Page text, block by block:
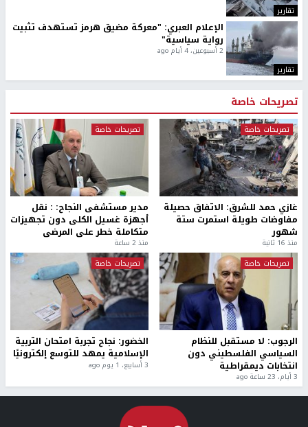
تقارير
تقارير
الإعلام العبري: "معركة مضيق هرمز تستهدف تثبيت
رواية سياسية"
2 أسبوعين، 4 أيام ago
تصريحات خاصة
تصريحات خاصة
غازي حمد للشرق: الاتفاق حصيلة
مفاوضات طويلة استمرت ستة
شهور
منذ 16 ثانية
تصريحات خاصة
مدير مستشفى النجاح: : نقل
أجهزة غسيل الكلى دون تجهيزات
متكاملة خطر على المرضى
منذ 2 ساعة
تصريحات خاصة
الرجوب: لا مستقبل للنظام
السياسي الفلسطيني دون
انتخابات ديمقراطية
3 أيام، 23 ساعة ago
تصريحات خاصة
الخضور: نجاح تجربة امتحان التربية
الإسلامية يمهد للتوسع إلكترونيًا
3 أسابيع، 1 يوم ago